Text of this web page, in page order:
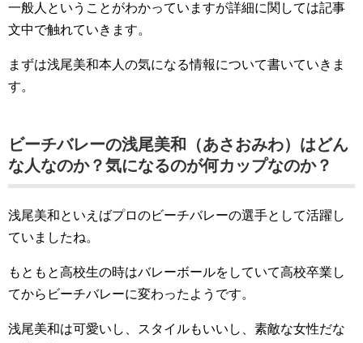
一般人ということがわかっていますが詳細に関しては記事
文中で触れていきます。
まずは浅尾美和本人の気になる情報について書いていきま
す。
ビーチバレーの浅尾美和（あさおみわ）はどん
な人なのか？気になるのが何カップなのか？
浅尾美和といえばプロのビーチバレーの選手として活躍し
ていましたね。
もともと高校生の時はバレーボールをしていて高校卒業し
てからビーチバレーに変わったようです。
浅尾美和は可愛いし、スタイルもいいし、素敵な女性だな